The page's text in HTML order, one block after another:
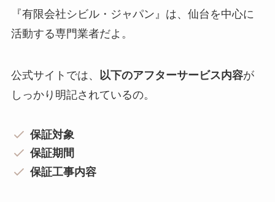
『有限会社シビル・ジャパン』は、仙台を中心に
活動する専門業者だよ。
公式サイトでは、 以下のアフターサービス内容が
しっかり明記されているの。
保証対象
保証期間
保証工事内容